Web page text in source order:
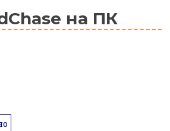
на ПК